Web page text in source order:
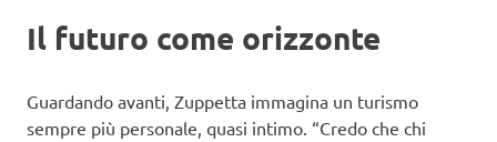
Il futuro come orizzonte
Guardando avanti, Zuppetta immagina un turismo
sempre più personale, quasi intimo. “Credo che chi